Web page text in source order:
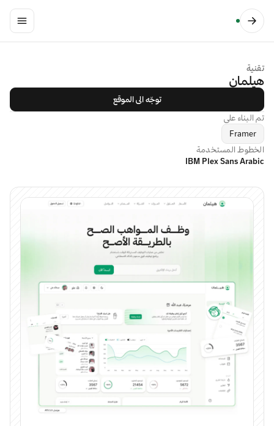
تقنية
هيلمان
توجّه الى الموقع
تم البناء على
Framer
الخطوط المستخدمة
IBM Plex Sans Arabic